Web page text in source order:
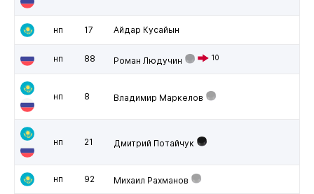
нп 17 Айдар Кусайын
нп 88 Роман Людучин 10
нп 8 Владимир Маркелов
нп 21 Дмитрий Потайчук
нп 92 Михаил Рахманов